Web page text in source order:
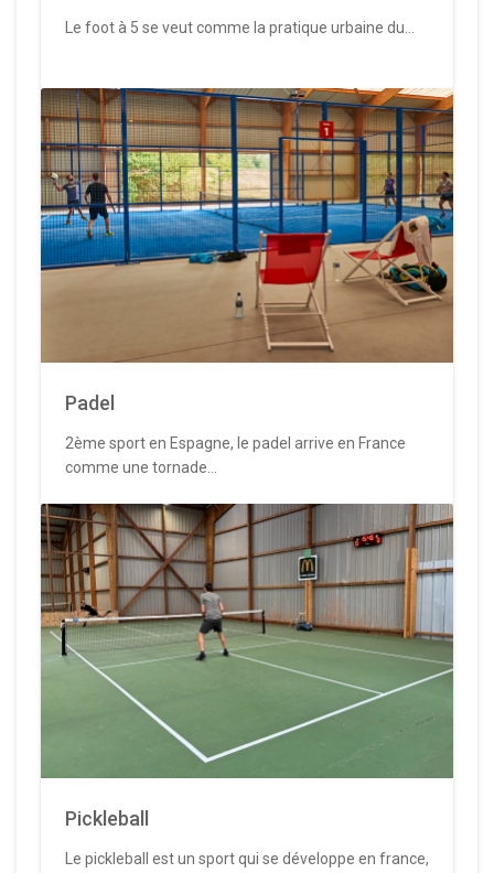
Le foot à 5 se veut comme la pratique urbaine du...
Padel
2ème sport en Espagne, le padel arrive en France
comme une tornade...
Pickleball
Le pickleball est un sport qui se développe en france,